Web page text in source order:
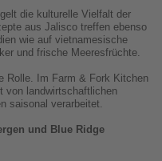
die kulturelle Vielfalt der
aus Jalisco treffen ebenso
wie auf vietnamesische
und frische Meeresfrüchte.
Rolle. Im Farm & Fork Kitchen
von landwirtschaftlichen
saisonal verarbeitet.
und Blue Ridge